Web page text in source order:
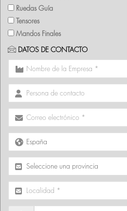
Ruedas Guía
Tensores
Mandos Finales
DATOS DE CONTACTO